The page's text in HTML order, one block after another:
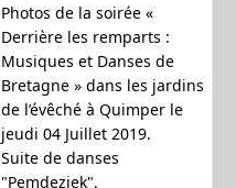
Photos de la soirée «
Derrière les remparts :
Musiques et Danses de
Bretagne » dans les jardins
de l’évêché à Quimper le
jeudi 04 Juillet 2019.
Suite de danses
"Pemdeziek".